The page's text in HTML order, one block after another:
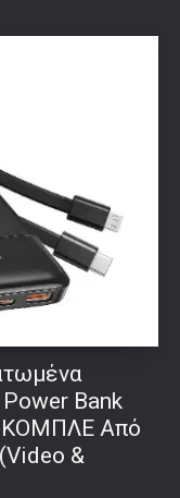
Bank
ΚΟΜΠΛΕ Από
&